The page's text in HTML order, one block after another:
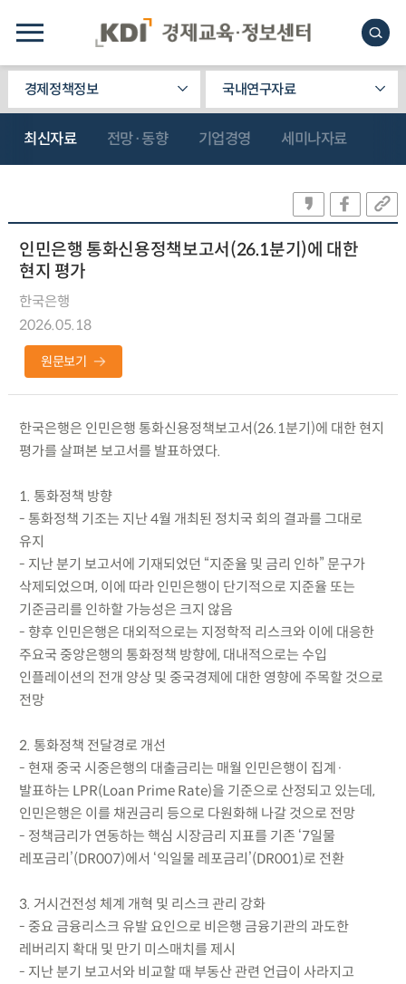
경제정책정보 국내연구자료
최신자료 전망·동향 기업경영 세미나자료
인민은행 통화신용정책보고서(26.1분기)에 대한
현지 평가
한국은행
2026.05.18
원문보기
한국은행은 인민은행 통화신용정책보고서(26.1분기)에 대한 현지
평가를 살펴본 보고서를 발표하였다.
1. 통화정책 방향
- 통화정책 기조는 지난 4월 개최된 정치국 회의 결과를 그대로
유지
- 지난 분기 보고서에 기재되었던 “지준율 및 금리 인하” 문구가
삭제되었으며, 이에 따라 인민은행이 단기적으로 지준율 또는
기준금리를 인하할 가능성은 크지 않음
- 향후 인민은행은 대외적으로는 지정학적 리스크와 이에 대응한
주요국 중앙은행의 통화정책 방향에, 대내적으로는 수입
인플레이션의 전개 양상 및 중국경제에 대한 영향에 주목할 것으로
전망
2. 통화정책 전달경로 개선
- 현재 중국 시중은행의 대출금리는 매월 인민은행이 집계·
발표하는 LPR(Loan Prime Rate)을 기준으로 산정되고 있는데,
인민은행은 이를 채권금리 등으로 다원화해 나갈 것으로 전망
- 정책금리가 연동하는 핵심 시장금리 지표를 기존 ‘7일물
레포금리’(DR007)에서 ‘익일물 레포금리’(DR001)로 전환
3. 거시건전성 체계 개혁 및 리스크 관리 강화
- 중요 금융리스크 유발 요인으로 비은행 금융기관의 과도한
레버리지 확대 및 만기 미스매치를 제시
- 지난 분기 보고서와 비교할 때 부동산 관련 언급이 사라지고